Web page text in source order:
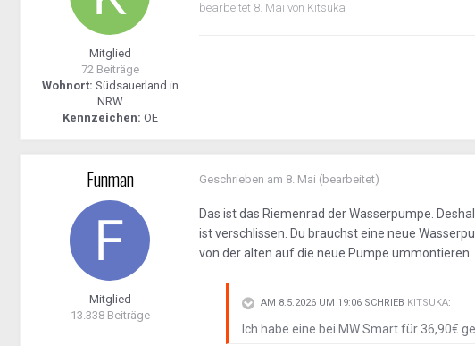
Mitglied
72 Beiträge
Wohnort: Südsauerland in
NRW
Kennzeichen: OE
bearbeitet 8. Mai von Kitsuka
Funman
Mitglied
13.338 Beiträge
Geschrieben am 8. Mai (bearbeitet)
Das ist das Riemenrad der Wasserpumpe.
ist verschlissen. Du brauchst eine neue
von der alten auf die neue Pumpe ummontieren.
AM 8.5.2026 UM 19:06 SCHRIEB KITSUKA:
Ich habe eine bei MW Smart für 36,90€